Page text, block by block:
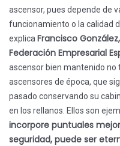
ascensor, pues depende de
funcionamiento o la calidad
explica Francisco
Federación Empresarial
ascensor bien mantenido no
ascensores de época, que
pasado conservando su
en los rellanos. Ellos son
incorpore puntuales
seguridad, puede ser